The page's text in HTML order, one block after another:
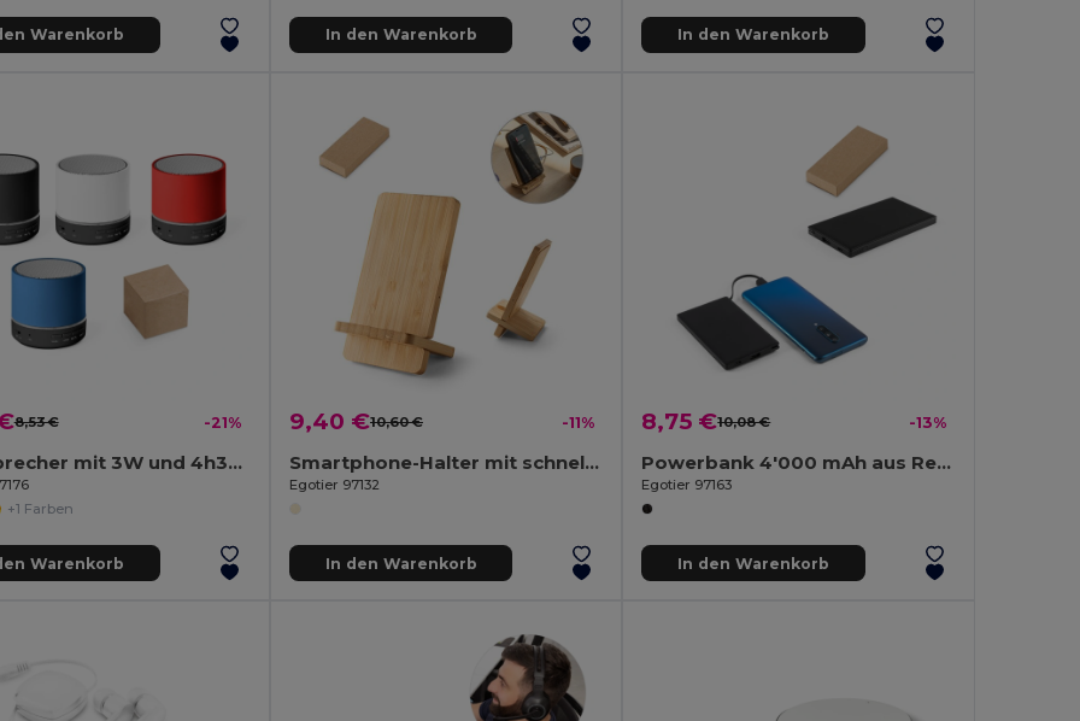
Warenkorb In den Warenkorb In den Warenkorb
8,53 € -21%
Lautsprecher mit 3W und 4h30m Akkulaufzeit aus Recyceltes ABS (100% rABS)
+1 Farben
Warenkorb
9,40 €10,60 € -11%
Smartphone-Halter mit schnellem 15W wireless Ladegerät aus Bambus
Egotier 97132
In den Warenkorb
8,75 €10,08 € -13%
Powerbank 4'000 mAh aus Recyceltes ABS (100% rABS)
Egotier 97163
In den Warenkorb